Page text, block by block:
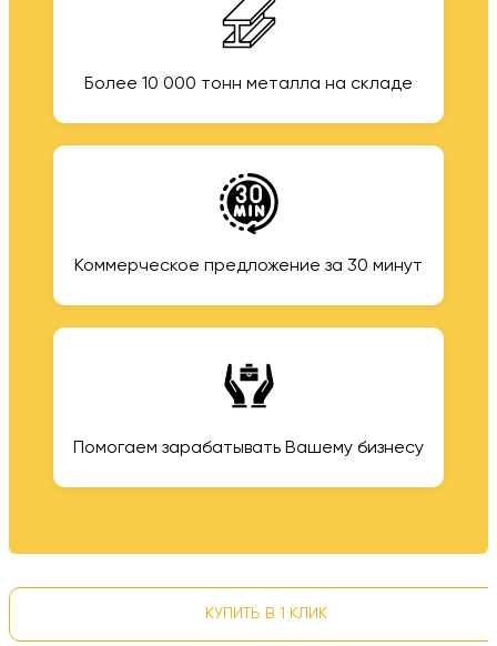
Более 10 000 тонн металла на складе
Коммерческое предложение за 30 минут
Помогаем зарабатывать Вашему бизнесу
КУПИТЬ В 1 КЛИК